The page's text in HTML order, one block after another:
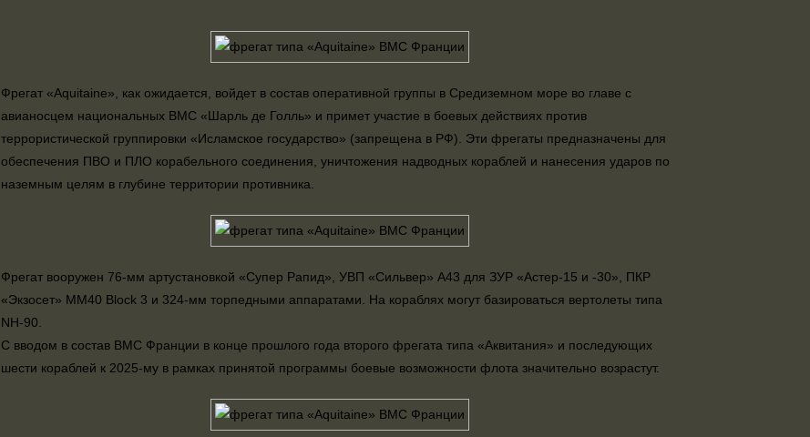
Фрегат «Aquitaine», как ожидается, войдет в состав оперативной группы в Средиземном море во главе с
авианосцем национальных ВМС «Шарль де Голль» и примет участие в боевых действиях против
террористической группировки «Исламское государство» (запрещена в РФ). Эти фрегаты предназначены для
обеспечения ПВО и ПЛО корабельного соединения, уничтожения надводных кораблей и нанесения ударов по
наземным целям в глубине территории противника.
Фрегат вооружен 76-мм артустановкой «Супер Рапид», УВП «Сильвер» А43 для ЗУР «Астер-15 и -30», ПКР
«Экзосет» ММ40 Block 3 и 324-мм торпедными аппаратами. На кораблях могут базироваться вертолеты типа
NH-90.
С вводом в состав ВМС Франции в конце прошлого года второго фрегата типа «Аквитания» и последующих
шести кораблей к 2025-му в рамках принятой программы боевые возможности флота значительно возрастут.